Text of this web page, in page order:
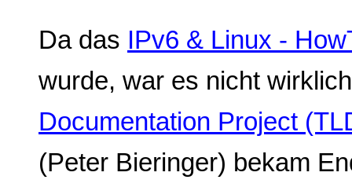
Da das IPv6 & Linux -
wurde, war es nicht
Documentation Project
(Peter Bieringer) bekam